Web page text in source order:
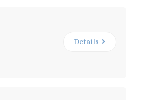
Details